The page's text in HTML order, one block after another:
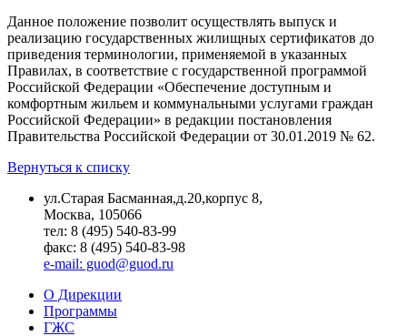
Данное положение позволит осуществлять выпуск и
реализацию государственных жилищных сертификатов до
приведения терминологии, применяемой в указанных
Правилах, в соответствие с государственной программой
Российской Федерации «Обеспечение доступным и
комфортным жильем и коммунальными услугами граждан
Российской Федерации» в редакции постановления
Правительства Российской Федерации от 30.01.2019 № 62.
Вернуться к списку
ул.Старая Басманная,д.20,корпус 8,
Москва, 105066
тел: 8 (495) 540-83-99
факс: 8 (495) 540-83-98
e-mail: guod@guod.ru
О Дирекции
Программы
ГЖС